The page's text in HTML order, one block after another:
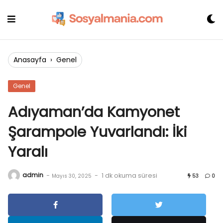
Anasayfa › Genel
Genel
Adıyaman’da Kamyonet
Şarampole Yuvarlandı: İki
Yaralı
admin - Mayıs 30, 2025 - 1 dk okuma süresi 53 0